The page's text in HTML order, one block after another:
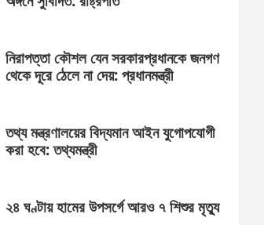
নিরাপত্তা কৌশল যেন সরকারপ্রধানকে জনগণ
থেকে দূরে ঠেলে না দেয়: প্রধানমন্ত্রী
তথ্য মন্ত্রণালয়ের বিদ্যমান আইন যুগোপযোগী
করা হবে: তথ্যমন্ত্রী
২৪ ঘণ্টায় হামের উপসর্গে আরও ৭ শিশুর মৃত্যু